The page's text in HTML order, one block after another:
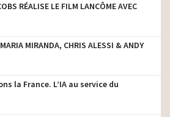
RÉALISE LE FILM LANCÔME AVEC
MIRANDA, CHRIS ALESSI & ANDY
la France. L’IA au service du